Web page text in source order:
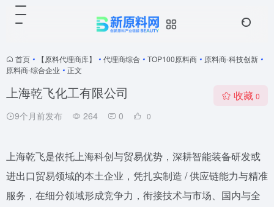
首页 • 【原料代理商库】 • 代理商综合 • TOP100原料商 • 原料商-科技创新 •
原料商-综合企业 • 正文
上海乾飞化工有限公司
9个月前发布 264 0 0
收藏 0
上海乾飞是依托上海科创与贸易优势，深耕智能装备研发或
进出口贸易领域的本土企业，凭扎实制造 / 供应链能力与精准
服务，在细分领域形成竞争力，衔接技术与市场、国内与全